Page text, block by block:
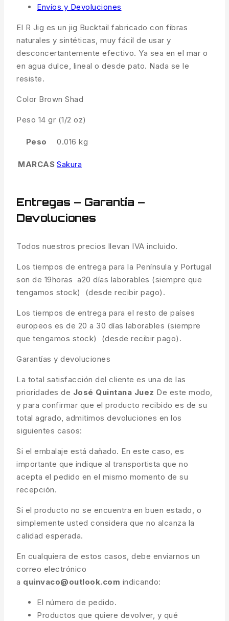
Envíos y Devoluciones
El R Jig es un jig Bucktail fabricado con fibras
naturales y sintéticas, muy fácil de usar y
desconcertantemente efectivo. Ya sea en el mar o
en agua dulce, lineal o desde pato. Nada se le
resiste.
Color Brown Shad
Peso 14 gr (1/2 oz)
Peso 0.016 kg
MARCAS Sakura
Entregas – Garantía –
Devoluciones
Todos nuestros precios llevan IVA incluido.
Los tiempos de entrega para la Península y Portugal
son de 19horas a20 días laborables (siempre que
tengamos stock) (desde recibir pago).
Los tiempos de entrega para el resto de países
europeos es de 20 a 30 días laborables (siempre
que tengamos stock) (desde recibir pago).
Garantías y devoluciones
La total satisfacción del cliente es una de las
prioridades de José Quintana Juez De este modo,
y para confirmar que el producto recibido es de su
total agrado, admitimos devoluciones en los
siguientes casos:
Si el embalaje está dañado. En este caso, es
importante que indique al transportista que no
acepta el pedido en el mismo momento de su
recepción.
Si el producto no se encuentra en buen estado, o
simplemente usted considera que no alcanza la
calidad esperada.
En cualquiera de estos casos, debe enviarnos un
correo electrónico
a quinvaco@outlook.com indicando:
El número de pedido.
Productos que quiere devolver, y qué